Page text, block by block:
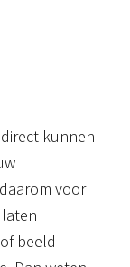
kunnen
voor
beeld